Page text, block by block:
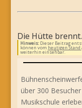
Die Hütte
Hinweis:Dieser Beitrag
können vom heutigen Stand
weiterhin einsehbar.
über 300
Musikschule